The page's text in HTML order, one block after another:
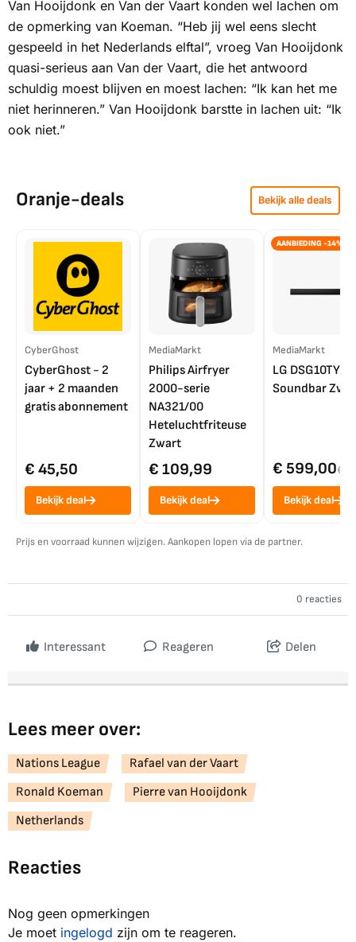
Van Hooijdonk en Van der Vaart konden wel lachen om
de opmerking van Koeman. “Heb jij wel eens slecht
gespeeld in het Nederlands elftal”, vroeg Van Hooijdonk
quasi-serieus aan Van der Vaart, die het antwoord
schuldig moest blijven en moest lachen: “Ik kan het me
niet herinneren.” Van Hooijdonk barstte in lachen uit: “Ik
ook niet.”
Oranje-deals Bekijk alle deals
CyberGhost
CyberGhost - 2
jaar + 2 maanden
gratis abonnement
€ 45,50
Bekijk deal
MediaMarkt
Philips Airfryer
2000-serie
NA321/00
Heteluchtfriteuse
Zwart
€ 109,99
Bekijk deal
AANBIEDING -14%
MediaMarkt
LG DSG10TY
Soundbar
€ 599,00€
Bekijk deal
Prijs en voorraad kunnen wijzigen. Aankopen lopen via de partner.
0 reacties
Interessant Reageren Delen
Lees meer over:
Nations League
Rafael van der Vaart
Ronald Koeman
Pierre van Hooijdonk
Netherlands
Reacties
Nog geen opmerkingen
Je moet ingelogd zijn om te reageren.